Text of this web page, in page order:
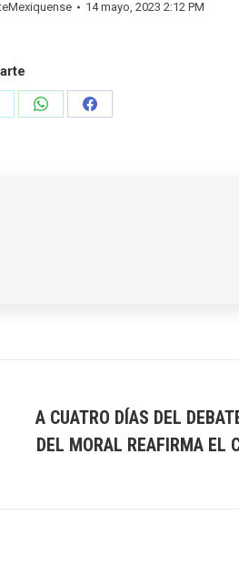
14 mayo, 2023 2:12 PM
Share
Share
Next
A CUATRO DÍAS DEL
DEL MORAL REAFIRMA EL